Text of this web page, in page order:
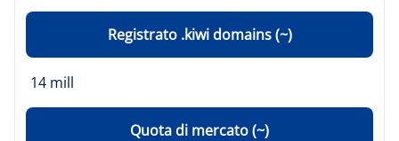
Registrato .kiwi domains (~)
14 mill
Quota di mercato (~)